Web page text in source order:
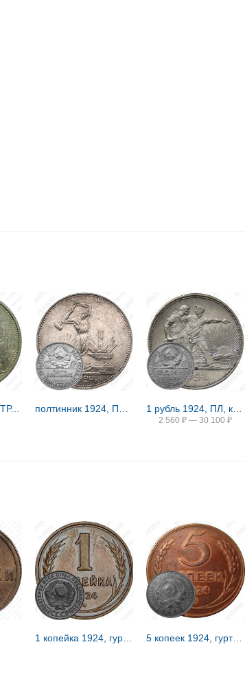
полтинник 1924, ТР, гурт начертание букв и цифр иное, с точкой между Т и Р 1 рубль 1924, ПЛ, квадратные окна
2 560 ₽ — 30 100 ₽
1 копейка 1924, гурт гладкий 5 копеек 1924, гурт рубчатый